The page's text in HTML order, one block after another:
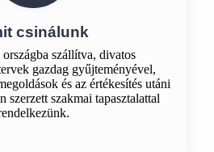
csinálunk
szállítva, divatos
gazdag gyűjteményével,
és az értékesítés utáni
szerzett szakmai tapasztalattal